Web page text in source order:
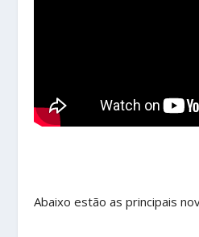
Abaixo estão as principais